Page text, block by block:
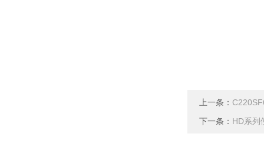
上一条：
下一条： HD系列